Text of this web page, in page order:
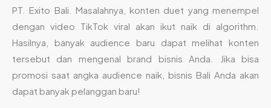
PT. Exito Bali. Masalahnya, konten duet yang menempel
dengan video TikTok viral akan ikut naik di algorithm.
Hasilnya, banyak audience baru dapat melihat konten
tersebut dan mengenal brand bisnis Anda. Jika bisa
promosi saat angka audience naik, bisnis Bali Anda akan
dapat banyak pelanggan baru!